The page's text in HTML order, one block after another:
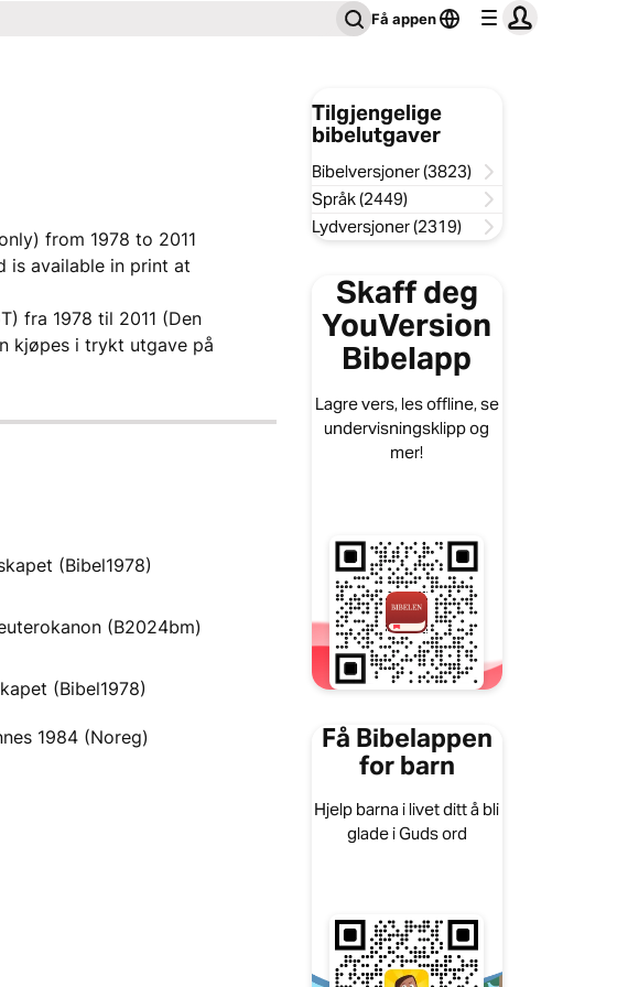
Få appen
from 1978 to 2011
is available in print at
fra 1978 til 2011 (Den
kjøpes i trykt utgave på
(Bibel1978)
(B2024bm)
(Bibel1978)
1984 (Noreg)
Tilgjengelige
bibelutgaver
Bibelversjoner (3823)
Språk (2449)
Lydversjoner (2319)
Skaff deg
YouVersion
Bibelapp
Lagre vers, les offline, se
undervisningsklipp og
mer!
Få Bibelappen
for barn
Hjelp barna i livet ditt å bli
glade i Guds ord